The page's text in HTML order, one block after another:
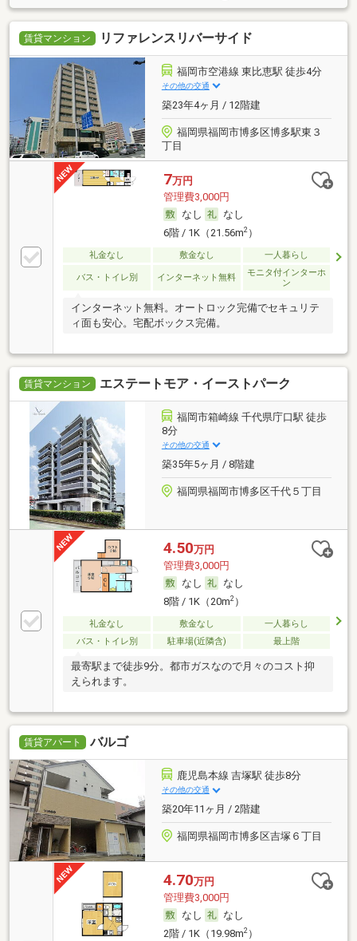
賃貸マンション リファレンスリバーサイド
福岡市空港線 東比恵駅 徒歩4分
その他の交通
築23年4ヶ月 / 12階建
福岡県福岡市博多区博多駅東３
丁目
7万円
管理費3,000円
なし
なし
6階 / 1K（21.56m2）
礼金なし 敷金なし 一人暮らし
バス・トイレ別 インターネット無料
モニタ付インターホ
ン
インターネット無料。オートロック完備でセキュリテ
ィ面も安心。宅配ボックス完備。
賃貸マンション エステートモア・イーストパーク
福岡市箱崎線 千代県庁口駅 徒歩
8分
その他の交通
築35年5ヶ月 / 8階建
福岡県福岡市博多区千代５丁目
4.50万円
管理費3,000円
なし
なし
8階 / 1K（20m2）
礼金なし 敷金なし
一人暮らし
バス・トイレ別
駐車場(近隣含) 最上階
最寄駅まで徒歩9分。都市ガスなので月々のコスト抑
えられます。
賃貸アパート バルゴ
鹿児島本線 吉塚駅 徒歩8分
その他の交通
築20年11ヶ月 / 2階建
福岡県福岡市博多区吉塚６丁目
4.70万円
管理費3,000円
なし
なし
2階 / 1K（19.98m2）